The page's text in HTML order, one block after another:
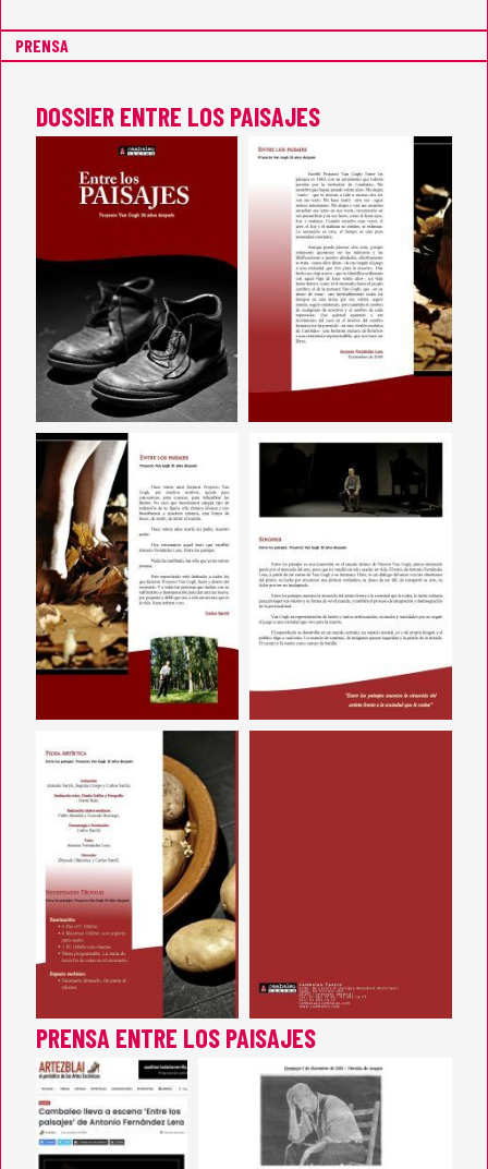
PRENSA
DOSSIER ENTRE LOS PAISAJES
PRENSA ENTRE LOS PAISAJES